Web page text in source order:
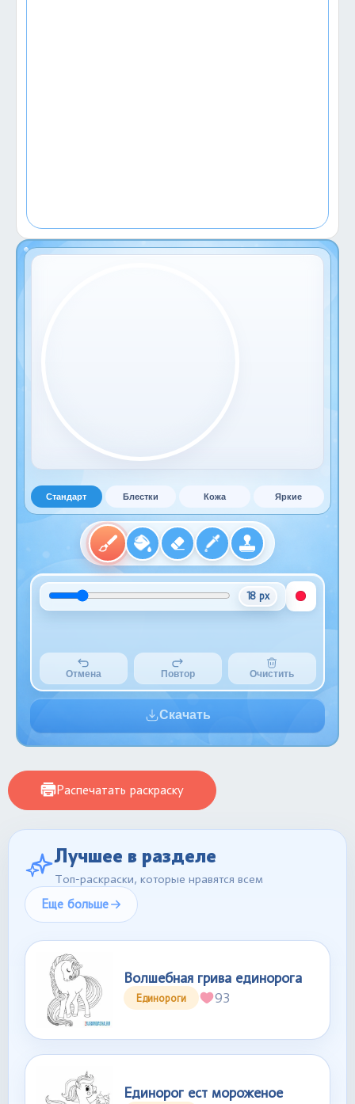
Стандарт Блестки Кожа Яркие
18 px
Отмена Повтор Очистить
Скачать
Распечатать раскраску
Лучшее в разделе
Топ-раскраски, которые нравятся всем
Еще больше
Волшебная грива единорога
Единороги 93
Единорог ест мороженое